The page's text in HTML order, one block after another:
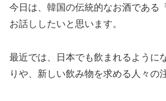
今日は、韓国の伝統的なお酒である
お話ししたいと思います。
最近では、日本でも飲まれるように
りや、新しい飲み物を求める人々の